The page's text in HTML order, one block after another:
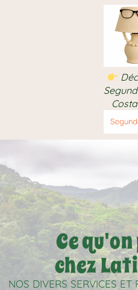
Ce
chez
NOS DIVERS SERVICES ET